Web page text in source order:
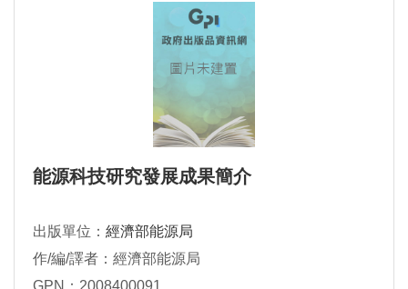
能源科技研究發展成果簡介
出版單位： 經濟部能源局
作/編/譯者：經濟部能源局
GPN：2008400091